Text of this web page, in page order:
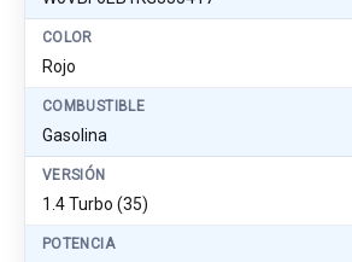
COLOR
Rojo
COMBUSTIBLE
Gasolina
VERSIÓN
1.4 Turbo (35)
POTENCIA